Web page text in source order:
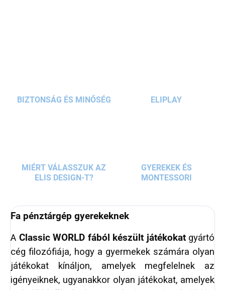
BIZTONSÁG ÉS MINŐSÉG ELIPLAY
MIÉRT VÁLASSZUK AZ
ELIS DESIGN-T?
GYEREKEK ÉS
MONTESSORI
Fa pénztárgép gyerekeknek
A Classic WORLD fából készült játékokatgyártó
cég filozófiája, hogy a gyermekek számára olyan
játékokat kínáljon, amelyek megfelelnek az
igényeiknek, ugyanakkor olyan játékokat, amelyek